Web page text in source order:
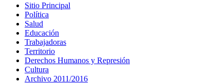
Sitio Principal
Política
Salud
Educación
Trabajadoras
Territorio
Derechos Humanos y Represión
Cultura
Archivo 2011/2016